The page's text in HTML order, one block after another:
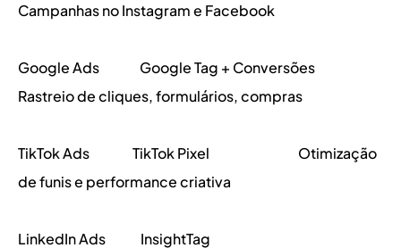
Campanhas no Instagram e Facebook
Google Ads               Google Tag + Conversões
Rastreio de cliques, formulários, compras
TikTok Ads                TikTok Pixel                                 Otimização
de funis e performance criativa
LinkedIn Ads             InsightTag